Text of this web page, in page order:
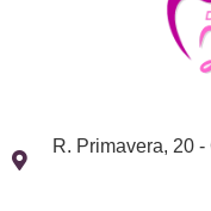
R. Primavera, 20